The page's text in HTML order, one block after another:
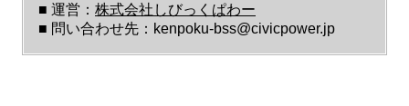
■ 運営： 株式会社しびっくぱわー
■ 問い合わせ先：kenpoku-bss@civicpower.jp